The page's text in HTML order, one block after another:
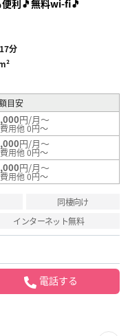
利🎵無料wi-fi🎵
分
目安
円/月～
用他 0円～
円/月～
用他 0円～
円/月～
用他 0円～
同棲向け
インターネット無料
電話する